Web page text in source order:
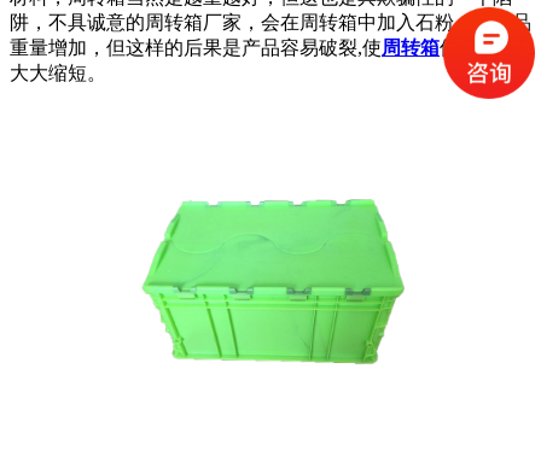
阱，不具诚意的周转箱厂家，会在周转箱中加入石粉，使产品
重量增加，但这样的后果是产品容易破裂,使周转箱使用寿命
大大缩短。